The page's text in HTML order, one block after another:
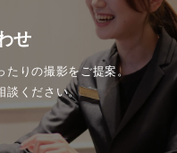
せ
たりの撮影をご提案。
談ください。